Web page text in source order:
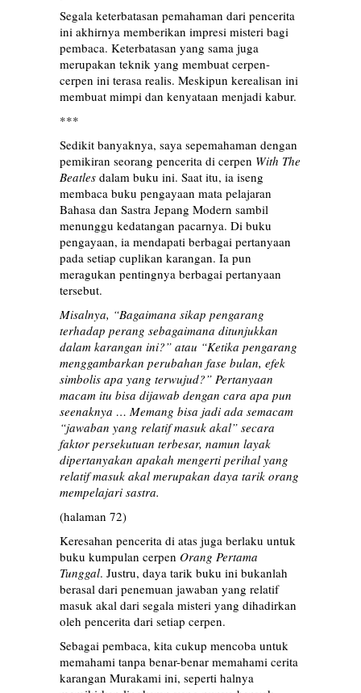
Segala keterbatasan pemahaman dari pencerita
ini akhirnya memberikan impresi misteri bagi
pembaca. Keterbatasan yang sama juga
merupakan teknik yang membuat cerpen-
cerpen ini terasa realis. Meskipun kerealisan ini
membuat mimpi dan kenyataan menjadi kabur.
***
Sedikit banyaknya, saya sepemahaman dengan
pemikiran seorang pencerita di cerpen With The
Beatles dalam buku ini. Saat itu, ia iseng
membaca buku pengayaan mata pelajaran
Bahasa dan Sastra Jepang Modern sambil
menunggu kedatangan pacarnya. Di buku
pengayaan, ia mendapati berbagai pertanyaan
pada setiap cuplikan karangan. Ia pun
meragukan pentingnya berbagai pertanyaan
tersebut.
Misalnya, “Bagaimana sikap pengarang
terhadap perang sebagaimana ditunjukkan
dalam karangan ini?” atau “Ketika pengarang
menggambarkan perubahan fase bulan, efek
simbolis apa yang terwujud?” Pertanyaan
macam itu bisa dijawab dengan cara apa pun
seenaknya … Memang bisa jadi ada semacam
“jawaban yang relatif masuk akal” secara
faktor persekutuan terbesar, namun layak
dipertanyakan apakah mengerti perihal yang
relatif masuk akal merupakan daya tarik orang
mempelajari sastra.
(halaman 72)
Keresahan pencerita di atas juga berlaku untuk
buku kumpulan cerpen Orang Pertama
Tunggal. Justru, daya tarik buku ini bukanlah
berasal dari penemuan jawaban yang relatif
masuk akal dari segala misteri yang dihadirkan
oleh pencerita dari setiap cerpen.
Sebagai pembaca, kita cukup mencoba untuk
memahami tanpa benar-benar memahami cerita
karangan Murakami ini, seperti halnya